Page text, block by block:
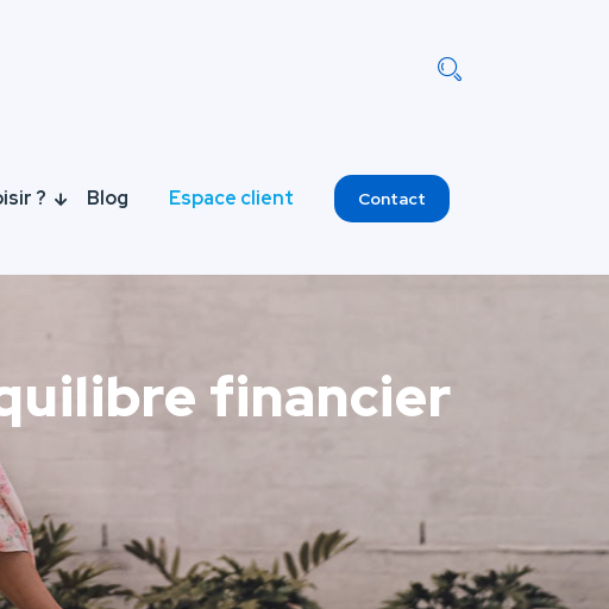
? Blog Espace client Contact
financier